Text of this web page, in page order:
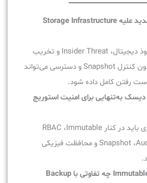
مهم‌ترین تهدید علیه Storage Infrastructure
ترکیبی از نفوذ دیجیتال، Insider Threat و تخریب
عمدی که بدون کنترل Snapshot و دسترسی می‌تواند
رفتن کامل داده شود.
دیسک به‌تنهایی برای امنیت استوریج
خیر. رمزنگاری باید در کنار RBAC ،Immutable
Snapshot ،Audit Logging و محافظت فیزیکی
Immutable Snapshot چه تفاوتی با Backup